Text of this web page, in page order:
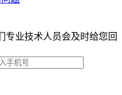
专业技术人员会及时给您回